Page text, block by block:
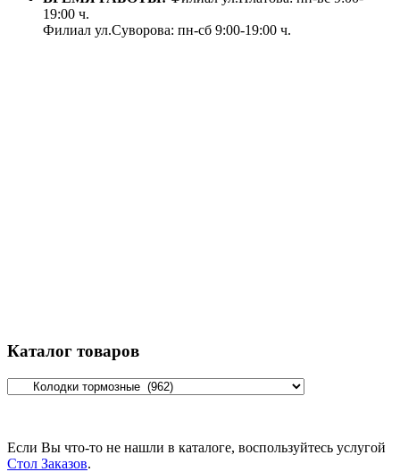
19:00 ч.
Филиал ул.Суворова: пн-сб 9:00-19:00 ч.
Каталог товаров
Если Вы что-то не нашли в каталоге, воспользуйтесь услугой
Стол Заказов.